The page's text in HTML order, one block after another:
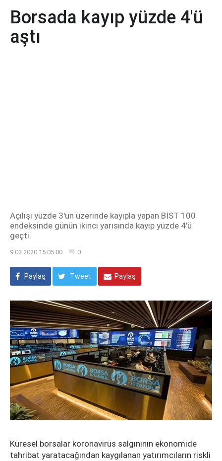
Borsada kayıp yüzde 4'ü
aştı
Açılışı yüzde 3'ün üzerinde kayıpla yapan BİST 100
endeksinde günün ikinci yarısında kayıp yüzde 4'ü
geçti.
9.03.2020 15:05:00 0
Paylaş Tweet Paylaş
Küresel borsalar koronavirüs salgınının ekonomide
tahribat yaratacağından kaygılanan yatırımcıların riskli